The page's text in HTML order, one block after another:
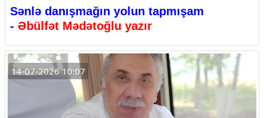
Sənlə danışmağın yolun tapmışam
- Əbülfət Mədətoğlu yazır
14-07-2026 10:07